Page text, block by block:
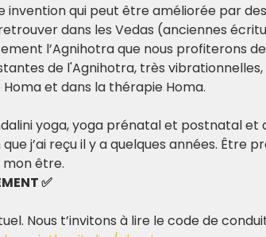
invention qui peut être améliorée par
dans les Vedas (anciennes
l’Agnihotra que nous profiterons
de l'Agnihotra, très
et dans la thérapie Homa.
yoga, yoga prénatal et postnatal et
j’ai reçu il y a quelques années. Être
être.
✅
Nous t’invitons à lire le code de